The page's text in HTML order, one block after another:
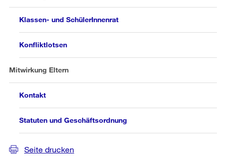
Klassen- und SchülerInnenrat
Konfliktlotsen
Mitwirkung Eltern
Kontakt
Statuten und Geschäftsordnung
Seite drucken